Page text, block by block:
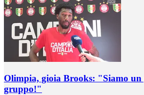
Olimpia, gioia Brooks: "Siamo un
gruppo!"